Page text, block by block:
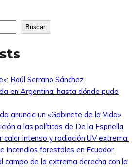
Buscar
Raúl Serrano Sánchez
en Argentina: hasta dónde pudo
anuncia un «Gabinete de la Vida»
a las políticas de De la Espriella
calor intenso y radiación UV extrema:
incendios forestales en Ecuador
campo de la extrema derecha con la